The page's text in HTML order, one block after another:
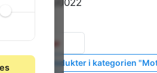
MODU0022
på lager
lignende produkter i kategorien